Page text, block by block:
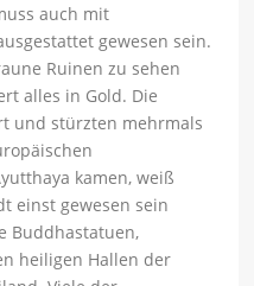
auch mit
gewesen sein.
Ruinen zu sehen
alles in Gold. Die
und stürzten mehrmals
kamen, weiß
einst gewesen sein
Buddhastatuen,
heiligen Hallen der